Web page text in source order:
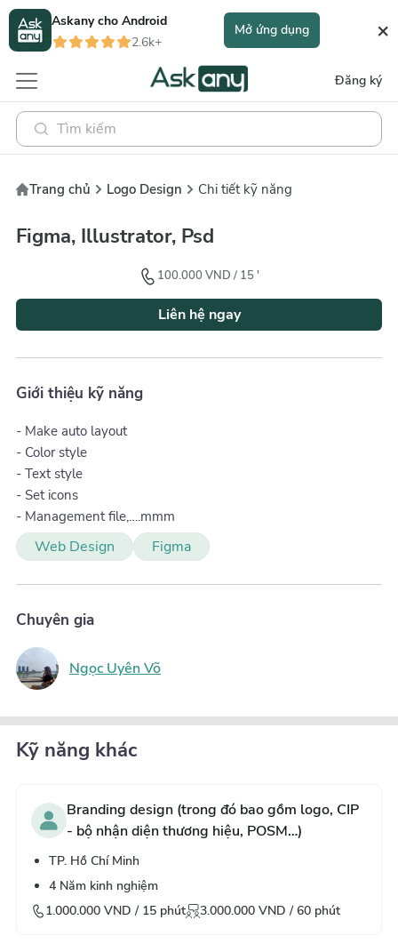
Askany cho Android
2.6k+
Mở ứng dụng ×
Đăng ký
Trang chủ Logo Design Chi tiết kỹ năng
Figma, Illustrator, Psd
100.000 VND / 15'
Liên hệ ngay
Giới thiệu kỹ năng
- Make auto layout
- Color style
- Text style
- Set icons
- Management file,….mmm
Web Design Figma
Chuyên gia
Ngọc Uyên Võ
Kỹ năng khác
Branding design (trong đó bao gồm logo, CIP
- bộ nhận diện thương hiệu, POSM…)
TP. Hồ Chí Minh
4 Năm kinh nghiệm
1.000.000 VND / 15 phút 3.000.000 VND /60 phút